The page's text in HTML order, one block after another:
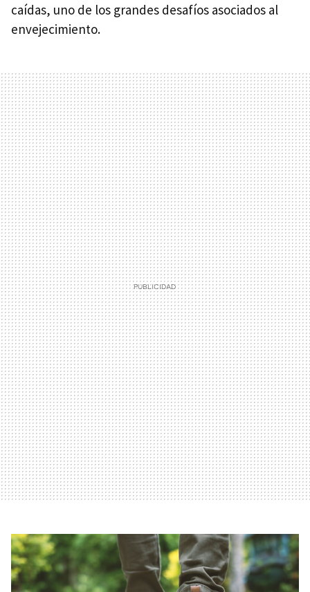
caídas, uno de los grandes desafíos asociados al
envejecimiento.